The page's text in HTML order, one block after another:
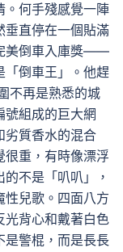
。何手殘感覺一陣
垂直停在一個貼滿
美倒車入庫獎——
「倒車王」。他趕
不再是熟悉的城
組成的巨大網
劣質香水的混合
很重，有時像漂浮
不是「叭叭」，
性兒歌。四面八方
光背心和戴著白色
是警棍，而是長長